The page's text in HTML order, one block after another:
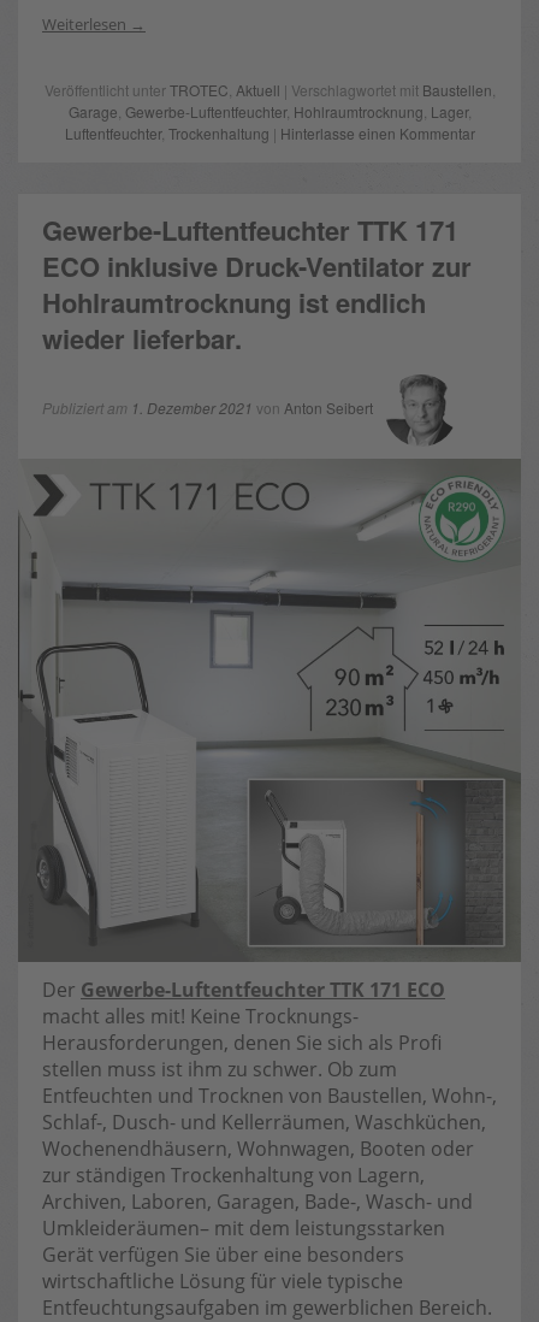
Weiterlesen
Veröffentlicht unterTROTEC Aktuell | Verschlagwortet mit Baustellen
Garage Gewerbe-Luftentfeuchter, Hohlraumtrocknung Lager,
Luftentfeuchter, Trockenhaltung | Hinterlasse einen Kommentar
Gewerbe-Luftentfeuchter TTK 171
ECO inklusive Druck-Ventilator zur
Hohlraumtrocknung ist endlich
wieder lieferbar.
Publiziert am 1. Dezember 2021 von Anton Seibert
Der Gewerbe-Luftentfeuchter TTK 171 ECO
macht alles mit! Keine Trocknungs-
Herausforderungen, denen Sie sich als Profi
stellen muss ist ihm zu schwer. Ob zum
Entfeuchten und Trocknen von Baustellen, Wohn-,
Schlaf-, Dusch- und Kellerräumen, Waschküchen,
Wochenendhäusern, Wohnwagen, Booten oder
zur ständigen Trockenhaltung von Lagern,
Archiven, Laboren, Garagen, Bade-, Wasch- und
Umkleideräumen– mit dem leistungsstarken
Gerät verfügen Sie über eine besonders
wirtschaftliche Lösung für viele typische
Entfeuchtungsaufgaben im gewerblichen Bereich.